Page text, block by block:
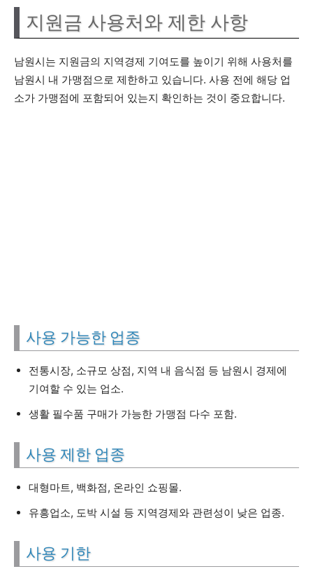
지원금 사용처와 제한 사항
남원시는 지원금의 지역경제 기여도를 높이기 위해 사용처를
남원시 내 가맹점으로 제한하고 있습니다. 사용 전에 해당 업
소가 가맹점에 포함되어 있는지 확인하는 것이 중요합니다.
사용 가능한 업종
전통시장, 소규모 상점, 지역 내 음식점 등 남원시 경제에
기여할 수 있는 업소.
생활 필수품 구매가 가능한 가맹점 다수 포함.
사용 제한 업종
대형마트, 백화점, 온라인 쇼핑몰.
유흥업소, 도박 시설 등 지역경제와 관련성이 낮은 업종.
사용 기한